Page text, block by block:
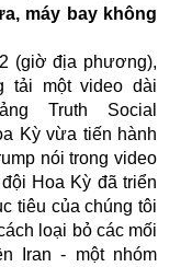
máy bay không
(giờ địa phương),
tải một video dài
Truth Social
Kỳ vừa tiến hành
nói trong video
Hoa Kỳ đã triển
tiêu của chúng tôi
loại bỏ các mối
Iran - một nhóm